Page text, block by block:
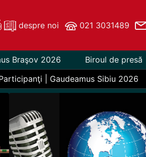
despre noi 021 3031489
Braşov 2026 Biroul de presă
| Gaudeamus Sibiu 2026